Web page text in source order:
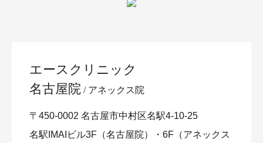
エースクリニック
名古屋院
アネックス院
〒450-0002 名古屋市中村区名駅4-10-25
名駅IMAIビル3F（名古屋院）・6F（アネックス